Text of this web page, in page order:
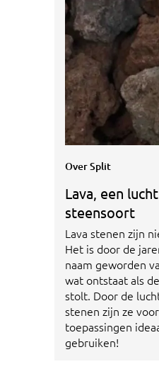
Over Split
Lava, een
steensoort
Lava stenen zijn
Het is door de
naam geworden
wat ontstaat als
stolt. Door de
stenen zijn ze
toepassingen
gebruiken!